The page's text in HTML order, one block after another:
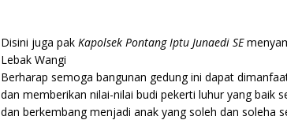
Disini juga pak Kapolsek Pontang Iptu Junaedi SE
Lebak Wangi
Berharap semoga bangunan gedung ini dapat
dan memberikan nilai-nilai budi pekerti luhur yang baik
dan berkembang menjadi anak yang soleh dan soleha